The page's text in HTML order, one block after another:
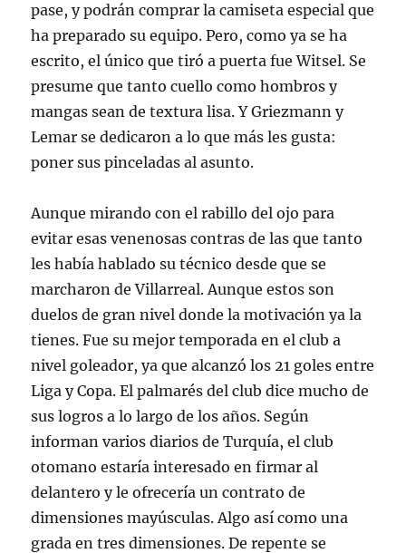
pase, y podrán comprar la camiseta especial que
ha preparado su equipo. Pero, como ya se ha
escrito, el único que tiró a puerta fue Witsel. Se
presume que tanto cuello como hombros y
mangas sean de textura lisa. Y Griezmann y
Lemar se dedicaron a lo que más les gusta:
poner sus pinceladas al asunto.
Aunque mirando con el rabillo del ojo para
evitar esas venenosas contras de las que tanto
les había hablado su técnico desde que se
marcharon de Villarreal. Aunque estos son
duelos de gran nivel donde la motivación ya la
tienes. Fue su mejor temporada en el club a
nivel goleador, ya que alcanzó los 21 goles entre
Liga y Copa. El palmarés del club dice mucho de
sus logros a lo largo de los años. Según
informan varios diarios de Turquía, el club
otomano estaría interesado en firmar al
delantero y le ofrecería un contrato de
dimensiones mayúsculas. Algo así como una
grada en tres dimensiones. De repente se